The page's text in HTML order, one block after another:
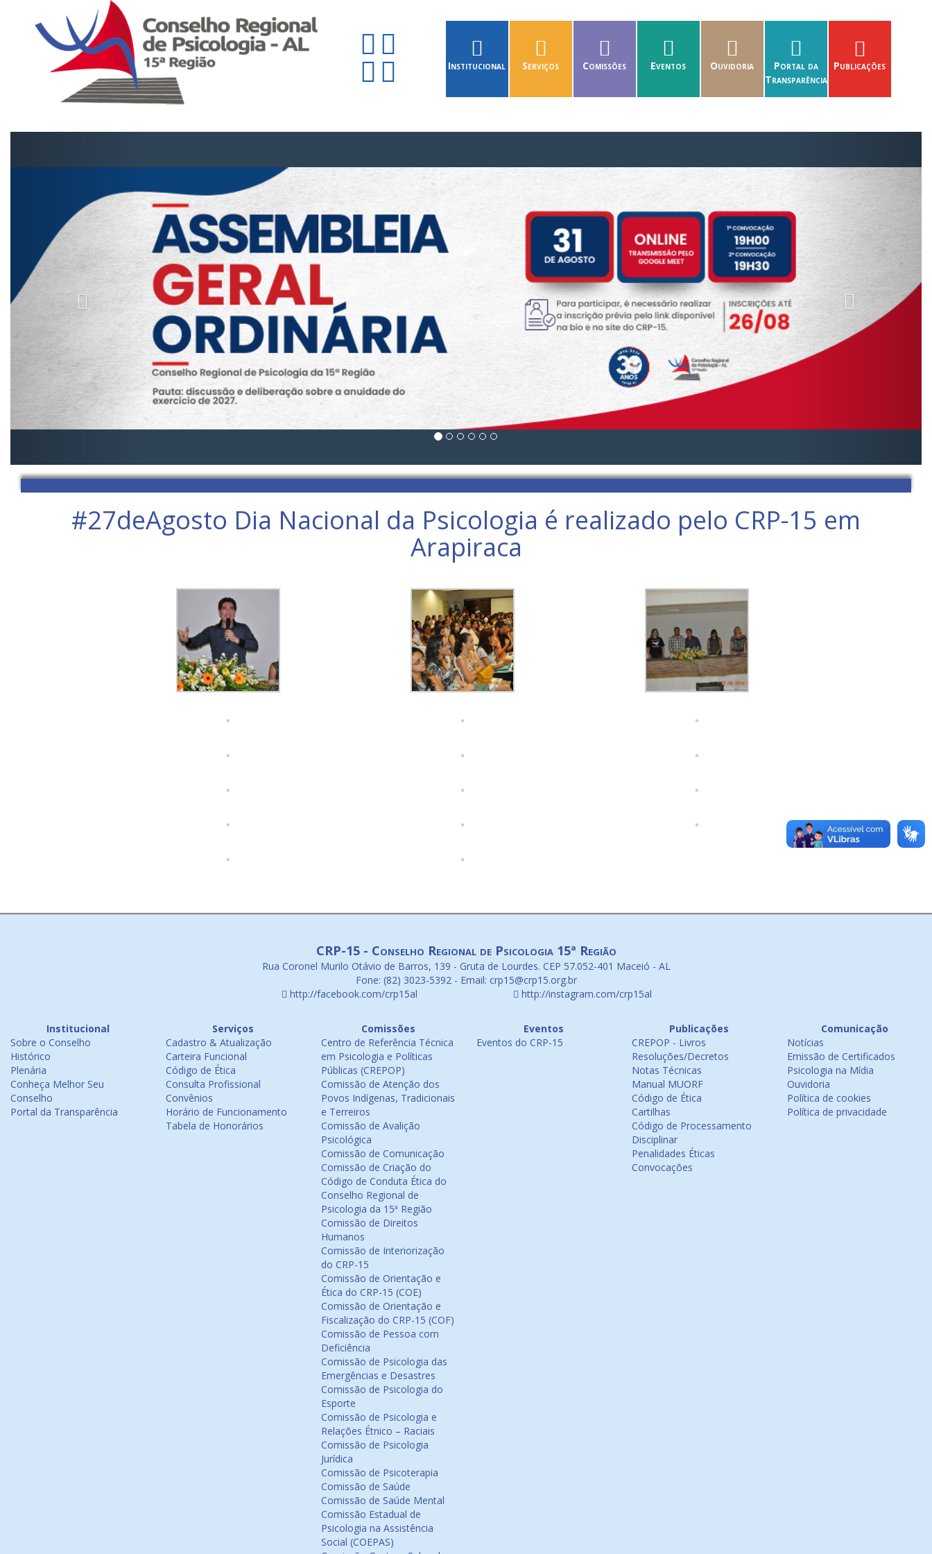
Institucional Serviços Comissões Eventos Ouvidoria
Portal da
Transparência
Publicações
#27deAgosto Dia Nacional da Psicologia é realizado pelo CRP-15 em
Arapiraca
CRP-15 - Conselho Regional de Psicologia 15ª Região
Rua Coronel Murilo Otávio de Barros, 139 - Gruta de Lourdes. CEP 57.052-401 Maceió - AL
Fone: (82) 3023-5392 - Email: crp15@crp15.org.br
http://facebook.com/crp15al
http://instagram.com/crp15al
Institucional
Sobre o Conselho
Histórico
Plenária
Conheça Melhor Seu
Conselho
Portal da Transparência
Serviços
Cadastro & Atualização
Carteira Funcional
Código de Ética
Consulta Profissional
Convênios
Horário de Funcionamento
Tabela de Honorários
Comissões
Centro de Referência Técnica
em Psicologia e Políticas
Públicas (CREPOP)
Comissão de Atenção dos
Povos Indígenas, Tradicionais
e Terreiros
Comissão de Avalição
Psicológica
Comissão de Comunicação
Comissão de Criação do
Código de Conduta Ética do
Conselho Regional de
Psicologia da 15ª Região
Comissão de Direitos
Humanos
Comissão de Interiorização
do CRP-15
Comissão de Orientação e
Ética do CRP-15 (COE)
Comissão de Orientação e
Fiscalização do CRP-15 (COF)
Comissão de Pessoa com
Deficiência
Comissão de Psicologia das
Emergências e Desastres
Comissão de Psicologia do
Esporte
Comissão de Psicologia e
Relações Étnico – Raciais
Comissão de Psicologia
Jurídica
Comissão de Psicoterapia
Comissão de Saúde
Comissão de Saúde Mental
Comissão Estadual de
Psicologia na Assistência
Social (COEPAS)
Eventos
Eventos do CRP-15
Publicações
CREPOP - Livros
Resoluções/Decretos
Notas Técnicas
Manual MUORF
Código de Ética
Cartilhas
Código de Processamento
Disciplinar
Penalidades Éticas
Convocações
Comunicação
Notícias
Emissão de Certificados
Psicologia na Mídia
Ouvidoria
Política de cookies
Política de privacidade